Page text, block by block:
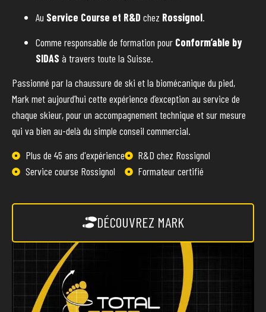
Au Service Course et R&D chez Rossignol.
Comme responsable de formation pour Conform’able by
SIDAS à travers toute la Suisse.
Passionné par la chaussure de ski et la biomécanique du pied,
Mark met aujourd’hui cette expérience d’exception au service de
chaque skieur, pour un accompagnement technique et sur mesure
qui va bien au-delà du simple conseil commercial.
Plus de 45 ans d'expérience
Service course Rossignol
R&D chez Rossignol
Formateur certifié
DÉCOUVREZ MARK